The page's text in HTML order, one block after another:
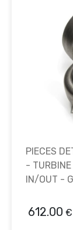
PIECES
-
IN/OUT -
612.00 €